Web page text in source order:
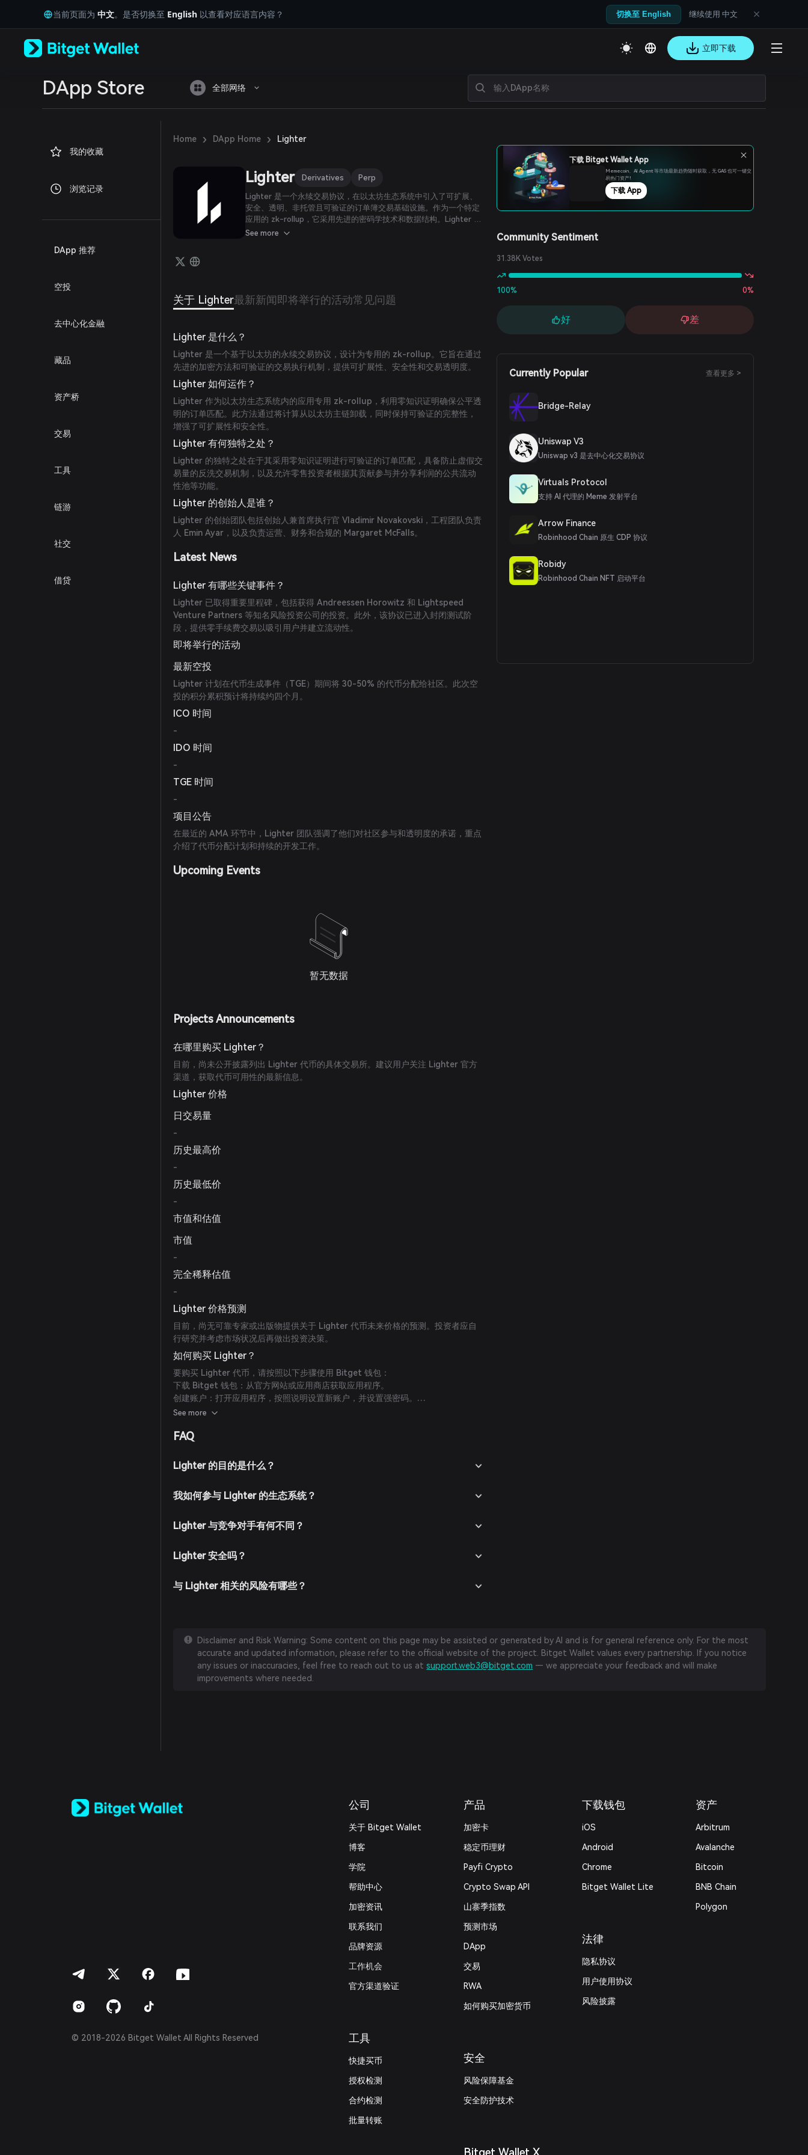
Tiếng Việt
Русский
Español (Latinoamérica)
Português (Portugal)
Bahasa Indonesia
Español (Argentina)
当前页面为 中文。是否切换至 English 以查看对应语言内容？ 切换至 English 继续使用 中文
立即下载
DApp Store 全部网络
我的收藏
浏览记录
DApp 推荐
空投
去中心化金融
藏品
资产桥
交易
工具
链游
社交
借贷
Home › DApp Home › Lighter
Lighter Derivatives Perp
Lighter 是一个永续交易协议，在以太坊生态系统中引入了可扩展、
安全、透明、非托管且可验证的订单簿交易基础设施。作为一个特定
应用的 zk-rollup，它采用先进的密码学技术和数据结构。Lighter 通
过其可验证的撮合引擎显著提升了订单簿交易的安全性和公平性，确
See more
关于 Lighter最新新闻即将举行的活动常见问题
Lighter 是什么？
Lighter 是一个基于以太坊的永续交易协议，设计为专用的 zk-rollup。它旨在通过
先进的加密方法和可验证的交易执行机制，提供可扩展性、安全性和交易透明度。
Lighter 如何运作？
Lighter 作为以太坊生态系统内的应用专用 zk-rollup，利用零知识证明确保公平透
明的订单匹配。此方法通过将计算从以太坊主链卸载，同时保持可验证的完整性，
增强了可扩展性和安全性。
Lighter 有何独特之处？
Lighter 的独特之处在于其采用零知识证明进行可验证的订单匹配，具备防止虚假交
易量的反洗交易机制，以及允许零售投资者根据其贡献参与并分享利润的公共流动
性池等功能。
Lighter 的创始人是谁？
Lighter 的创始团队包括创始人兼首席执行官 Vladimir Novakovski，工程团队负责
人 Emin Ayar，以及负责运营、财务和合规的 Margaret McFalls。
Latest News
Lighter 有哪些关键事件？
Lighter 已取得重要里程碑，包括获得 Andreessen Horowitz 和 Lightspeed
Venture Partners 等知名风险投资公司的投资。此外，该协议已进入封闭测试阶
段，提供零手续费交易以吸引用户并建立流动性。
即将举行的活动
最新空投
Lighter 计划在代币生成事件（TGE）期间将 30-50% 的代币分配给社区。此次空
投的积分累积预计将持续约四个月。
ICO 时间
-
IDO 时间
-
TGE 时间
-
项目公告
在最近的 AMA 环节中，Lighter 团队强调了他们对社区参与和透明度的承诺，重点
介绍了代币分配计划和持续的开发工作。
Upcoming Events
暂无数据
Projects Announcements
在哪里购买 Lighter？
目前，尚未公开披露列出 Lighter 代币的具体交易所。建议用户关注 Lighter 官方
渠道，获取代币可用性的最新信息。
Lighter 价格
日交易量
-
历史最高价
-
历史最低价
-
市值和估值
市值
-
完全稀释估值
-
Lighter 价格预测
目前，尚无可靠专家或出版物提供关于 Lighter 代币未来价格的预测。投资者应自
行研究并考虑市场状况后再做出投资决策。
如何购买 Lighter？
要购买 Lighter 代币，请按照以下步骤使用 Bitget 钱包：
下载 Bitget 钱包：从官方网站或应用商店获取应用程序。
创建账户：打开应用程序，按照说明设置新账户，并设置强密码。
为您的钱包充值：通过转移加密货币或使用支持的支付方式购买加密货币来存入资
导航至市场：在 Bitget 钱包中，进入市场部分，搜索 Lighter 以查看可用的交易
下单：选择所需的交易对（例如，Lighter/USDT），输入购买数量，并确认订单。
交易完成后，Lighter 代币将添加到您的钱包中。
See more
FAQ
Lighter 的目的是什么？
我如何参与 Lighter 的生态系统？
Lighter 与竞争对手有何不同？
Lighter 安全吗？
与 Lighter 相关的风险有哪些？
下载 Bitget Wallet App
Memecoin、Al Agent 等市场最新趋势随时获取，无 GAS 也可一键交
易热门资产!
下载 App
Community Sentiment
31.38K Votes
100% 0%
好 差
Currently Popular 查看更多 >
Bridge-Relay
Uniswap V3
Uniswap v3 是去中心化交易协议
Virtuals Protocol
支持 AI 代理的 Meme 发射平台
Arrow Finance
Robinhood Chain 原生 CDP 协议
Robidy
Robinhood Chain NFT 启动平台
Disclaimer and Risk Warning: Some content on this page may be assisted or generated by AI and is for general reference only. For the most
accurate and updated information, please refer to the official website of the project. Bitget Wallet values every partnership. If you notice
any issues or inaccuracies, feel free to reach out to us atsupport.web3@bitget.com — we appreciate your feedback and will make
improvements where needed.
Español (Latinoamérica)
© 2018-2026 Bitget Wallet All Rights Reserved
公司
关于 Bitget Wallet
博客
学院
帮助中心
加密资讯
联系我们
品牌资源
工作机会
官方渠道验证
工具
快捷买币
授权检测
合约检测
批量转账
产品
加密卡
稳定币理财
Payfi Crypto
Crypto Swap API
山寨季指数
预测市场
DApp
交易
RWA
如何购买加密货币
安全
风险保障基金
安全防护技术
Bitget Wallet X
下载钱包
iOS
Android
Chrome
Bitget Wallet Lite
法律
隐私协议
用户使用协议
风险披露
资产
Arbitrum
Avalanche
Bitcoin
BNB Chain
Polygon